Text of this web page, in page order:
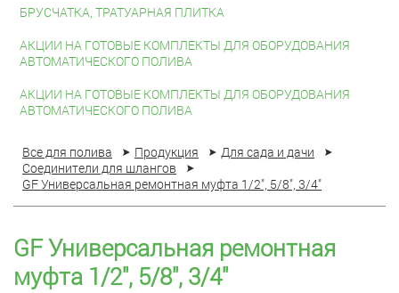
БРУСЧАТКА, ТРАТУАРНАЯ ПЛИТКА
АКЦИИ НА ГОТОВЫЕ КОМПЛЕКТЫ ДЛЯ ОБОРУДОВАНИЯ
АВТОМАТИЧЕСКОГО ПОЛИВА
АКЦИИ НА ГОТОВЫЕ КОМПЛЕКТЫ ДЛЯ ОБОРУДОВАНИЯ
АВТОМАТИЧЕСКОГО ПОЛИВА
Все для полива Продукция
Для сада и дачи
Соединители для шлангов
GF Универсальная ремонтная муфта 1/2", 5/8", 3/4"
GF Универсальная ремонтная
муфта 1/2", 5/8", 3/4"